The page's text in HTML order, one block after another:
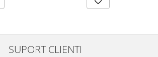
SUPORT CLIENTI